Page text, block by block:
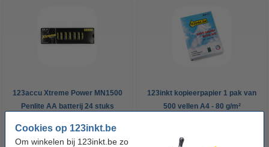
Cookies op 123inkt.be
Om winkelen bij 123inkt.be zo
123accu Xtreme Power MN1500
Penlite AA batterij 24 stuks
123inkt kopieerpapier 1 pak van
500 vellen A4 - 80 g/m²
€ 7,25